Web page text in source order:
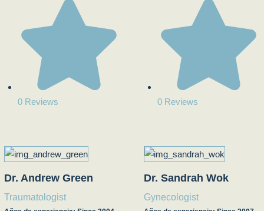
0 Reviews 0 Reviews
Dr. Andrew Green
Traumatologist
Dr. Sandrah Wok
Gynecologist